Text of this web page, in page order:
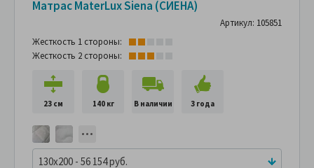
Матрас MaterLux Siena (СИЕНА)
Артикул: 105851
Жесткость 1 стороны:
Жесткость 2 стороны:
23 см 140 кг В наличии 3 года
130x200 - 56 154 руб.